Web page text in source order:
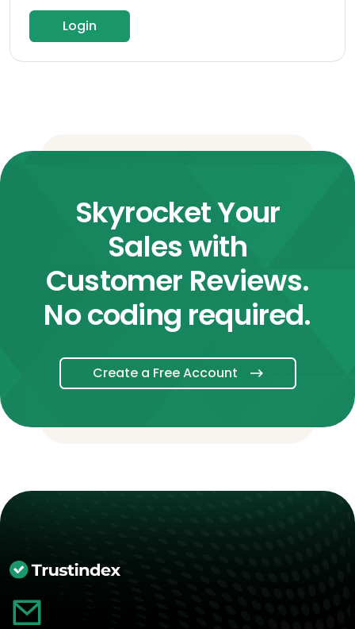
Login
Skyrocket Your
Sales with
Customer Reviews.
No coding required.
Create a Free Account